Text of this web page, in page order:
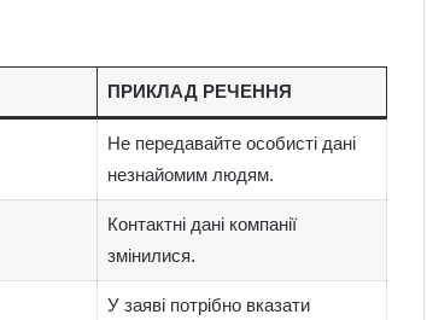
ПРИКЛАД РЕЧЕННЯ
Не передавайте особисті дані
незнайомим людям.
Контактні дані компанії
змінилися.
У заяві потрібно вказати